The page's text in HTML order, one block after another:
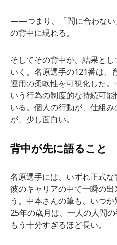
——つまり、「間に合わない
の背中に現れる。
そしてその背中が、結果と
いく。名原選手の121番は、
運用の柔軟性を可視化した
いう行為の制度的な持続可
いる。個人の行動が、仕組
が、少し面白い。
背中が先に語ること
名原選手には、いずれ正式な
彼のキャリアの中で一瞬の
う。中本さんの筆も、いつか
25年の歳月は、一人の人間の
もう十分すぎるほど長い。